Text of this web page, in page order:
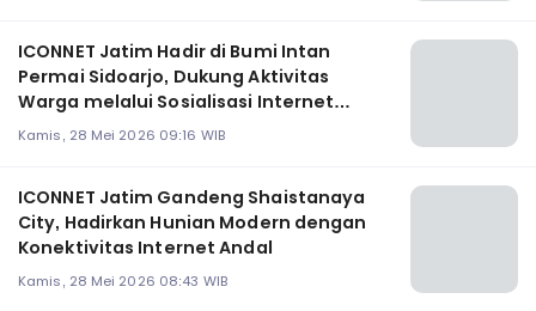
ICONNET Jatim Hadir di Bumi Intan
Permai Sidoarjo, Dukung Aktivitas
Warga melalui Sosialisasi Internet
Rumah
Kamis, 28 Mei 2026 09:16 WIB
ICONNET Jatim Gandeng Shaistanaya
City, Hadirkan Hunian Modern dengan
Konektivitas Internet Andal
Kamis, 28 Mei 2026 08:43 WIB